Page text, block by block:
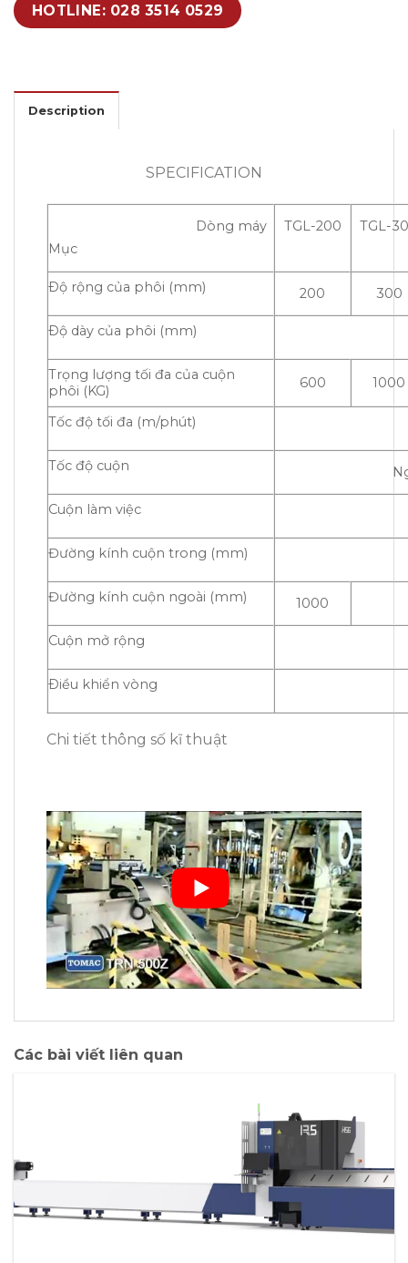
HOTLINE: 028 3514 0529
Description
SPECIFICATION
Dòng máy
Mục
TGL-200 TGL-
Ðộ rộng của phôi (mm) 200 300
Ðộ dày của phôi (mm)
Trọng lượng tối đa của cuộn
phôi (KG)
600 1000
Tốc độ tối đa (m/phút)
Tốc độ cuộn
Cuộn làm việc
Đường kính cuộn trong (mm)
Đường kính cuộn ngoài (mm) 1000
Cuộn mở rộng
Ðiều khiển vòng
Chi tiết thông số kĩ thuật
Các bài viết liên quan